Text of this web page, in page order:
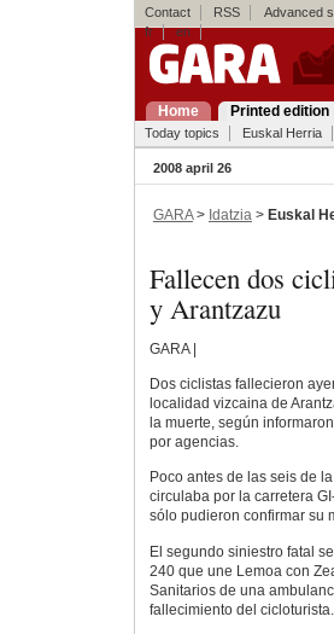
Contact RSS
Advanced
fr
en
Home Printed edition
Today topics Euskal Herria
2008 april 26
GARA> Idatzia > Euskal
Fallecen dos
y Arantzazu
GARA |
Dos ciclistas fallecieron
localidad vizcaina de
la muerte, según
por agencias.
Poco antes de las seis de
circulaba por la carretera
sólo pudieron confirmar su
El segundo siniestro fatal
240 que une Lemoa con
Sanitarios de una
fallecimiento del cicloturista.